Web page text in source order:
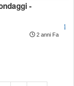
-
2 anni Fa